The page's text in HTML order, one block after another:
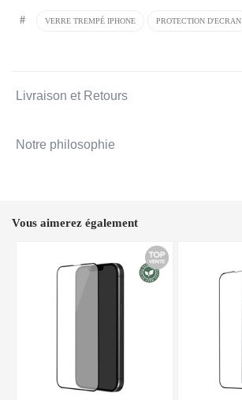
# VERRE TREMPÉ IPHONE PROTECTION D'ECRAN
Livraison et Retours
Notre philosophie
Vous aimerez également